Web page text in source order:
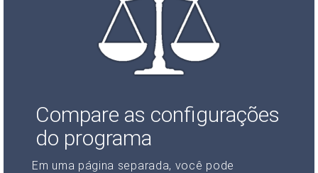
Compare as configurações
do programa
Em uma página separada, você pode